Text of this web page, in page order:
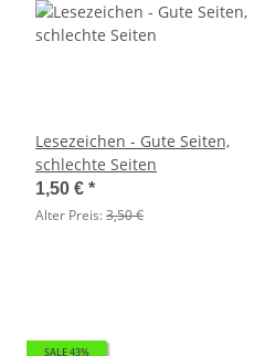
Lesezeichen - Gute Seiten,
schlechte Seiten
1,50 € *
Alter Preis:3,50 €
SALE 43%